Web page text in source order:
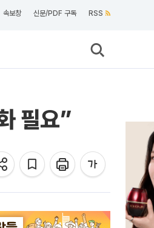
속보창 신문/PDF 구독 RSS
필요”